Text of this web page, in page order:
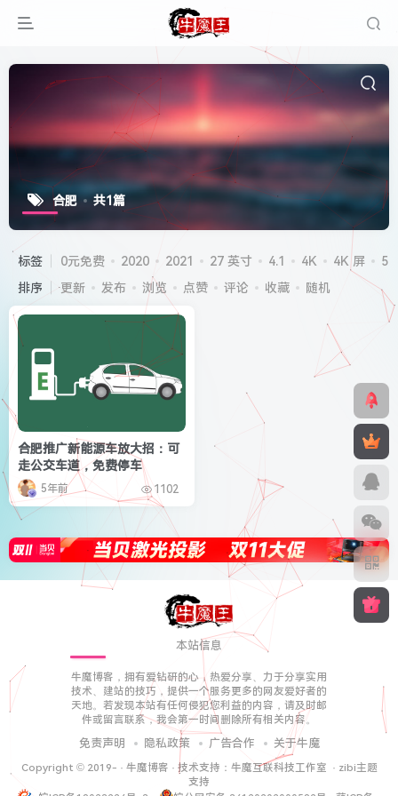
合肥 共1篇
标签 0元免费 2020 2021 27 英寸 4.1 4K 4K 屏
5G
排序
更新 发布 浏览 点赞 评论 收藏 随机
合肥推广新能源车放大招：可
走公交车道，免费停车
5年前 1102
本站信息
牛魔博客，拥有爱钻研的心，热爱分享、力于分享实用
技术、建站的技巧，提供一个服务更多的网友爱好者的
天地。若发现本站有任何侵犯您利益的内容，请及时邮
件或留言联系，我会第一时间删除所有相关内容。
免责声明 隐私政策 广告合作 关于牛魔
Copyright © 2019- · 牛魔博客 · 技术支持： 牛魔互联科技工作室 · zibi主题
支持